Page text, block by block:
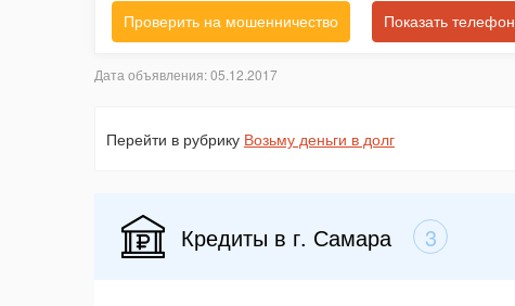
Проверить на мошенничество Показать телефон
Дата объявления: 05.12.2017
Перейти в рубрику Возьму деньги в долг
Кредиты в г. Самара 3